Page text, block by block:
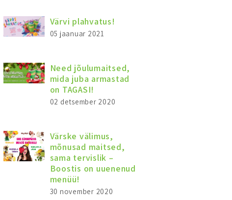
Värvi plahvatus!
05 jaanuar 2021
Need jõulumaitsed,
mida juba armastad
on TAGASI!
02 detsember 2020
Värske välimus,
mõnusad maitsed,
sama tervislik –
Boostis on uuenenud
menüü!
30 november 2020